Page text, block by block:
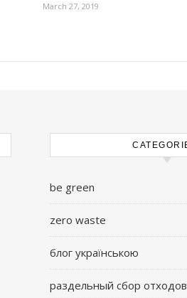
March 27, 2019
be green
zero waste
блог українською
раздельный сбор отходов